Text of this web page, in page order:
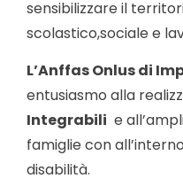
sensibilizzare il
scolastico,sociale e
L’Anffas Onlus di
entusiasmo alla
Integrabili e
famiglie con
disabilità.